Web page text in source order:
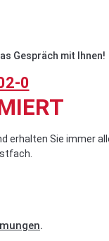
Gespräch mit Ihnen!
0
erhalten Sie immer
.